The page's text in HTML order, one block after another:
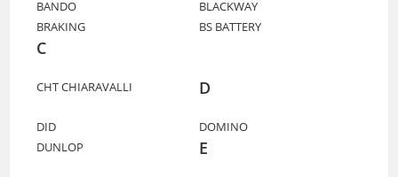
BANDO
BLACKWAY
BRAKING
BS BATTERY
C
CHT CHIARAVALLI D
DID
DOMINO
DUNLOP
E